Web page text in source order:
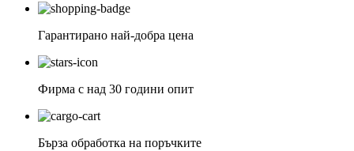
Гарантирано най-добра цена
Фирма с над 30 години опит
Бърза обработка на поръчките